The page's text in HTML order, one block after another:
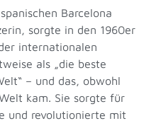
Barcelona
sorgte in den 1960er
internationalen
als „die beste
– und das, obwohl
kam. Sie sorgte für
und revolutionierte mit